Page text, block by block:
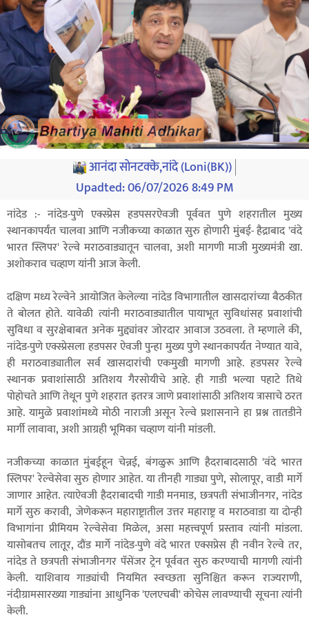
आनंदा सोनटक्के,नांदे (Loni(BK))
Upadted:06/07/2026 8:49 PM
नांदेड :- नांदेड-पुणे एक्स्प्रेस हडपसरऐवजी पूर्ववत पुणे शहरातील मुख्य
स्थानकापर्यंत चालवा आणि नजीकच्या काळात सुरु होणारी मुंबई- हैद्राबाद 'वंदे
भारत स्लिपर' रेल्वे मराठवाड्यातून चालवा, अशी मागणी माजी मुख्यमंत्री खा.
अशोकराव चव्हाण यांनी आज केली.
दक्षिण मध्य रेल्वेने आयोजित केलेल्या नांदेड विभागातील खासदारांच्या बैठकीत
ते बोलत होते. यावेळी त्यांनी मराठवाड्यातील पायाभूत सुविधांसह प्रवाशांची
सुविधा व सुरक्षेबाबत अनेक मुद्द्यांवर जोरदार आवाज उठवला. ते म्हणाले की,
नांदेड-पुणे एक्स्प्रेसला हडपसर ऐवजी पुन्हा मुख्य पुणे स्थानकापर्यंत नेण्यात यावे,
ही मराठवाड्यातील सर्व खासदारांची एकमुखी मागणी आहे. हडपसर रेल्वे
स्थानक प्रवाशांसाठी अतिशय गैरसोयीचे आहे. ही गाडी भल्या पहाटे तिथे
पोहोचते आणि तेथून पुणे शहरात इतरत्र जाणे प्रवाशांसाठी अतिशय त्रासाचे ठरत
आहे. यामुळे प्रवाशांमध्ये मोठी नाराजी असून रेल्वे प्रशासनाने हा प्रश्न तातडीने
मार्गी लावावा, अशी आग्रही भूमिका चव्हाण यांनी मांडली.
नजीकच्या काळात मुंबईहून चेन्नई, बंगळुरू आणि हैदराबादसाठी 'वंदे भारत
स्लिपर' रेल्वेसेवा सुरु होणार आहेत. या तीनही गाड्या पुणे, सोलापूर, वाडी मार्गे
जाणार आहेत. त्याऐवजी हैदराबादची गाडी मनमाड, छत्रपती संभाजीनगर, नांदेड
मार्गे सुरु करावी, जेणेकरून महाराष्ट्रातील उत्तर महाराष्ट्र व मराठवाडा या दोन्ही
विभागांना प्रीमियम रेल्वेसेवा मिळेल, असा महत्त्वपूर्ण प्रस्ताव त्यांनी मांडला.
यासोबतच लातूर, दौंड मार्गे नांदेड-पुणे वंदे भारत एक्सप्रेस ही नवीन रेल्वे तर,
नांदेड ते छत्रपती संभाजीनगर पॅसेंजर ट्रेन पूर्ववत सुरु करण्याची मागणी त्यांनी
केली. याशिवाय गाड्यांची नियमित स्वच्छता सुनिश्चित करून राज्यराणी,
नंदीग्रामसारख्या गाड्यांना आधुनिक 'एलएचबी' कोचेस लावण्याची सूचना त्यांनी
केली.